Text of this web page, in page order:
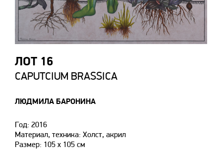
ЛЮДМИЛА БАРОНИНА
CAPUTCIUM BRASSICA
ЛОТ 16
Год: 2016
Материал, техника: Холст, акрил
Размер: 105 х 105 см